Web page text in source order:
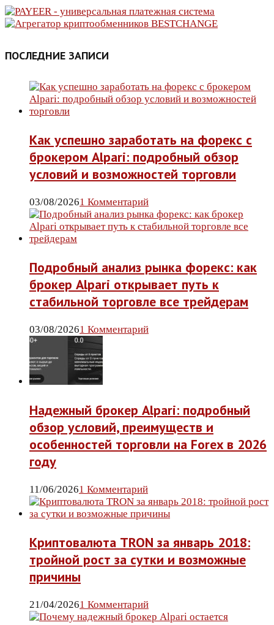
ПОСЛЕДНИЕ ЗАПИСИ
Как успешно заработать на форекс с
брокером Alpari: подробный обзор
условий и возможностей торговли
03/08/20261 Комментарий
Подробный анализ рынка форекс: как
брокер Alpari открывает путь к
стабильной торговле все трейдерам
03/08/20261 Комментарий
Надежный брокер Alpari: подробный
обзор условий, преимуществ и
особенностей торговли на Forex в 2026
году
11/06/20261 Комментарий
Криптовалюта TRON за январь 2018:
тройной рост за сутки и возможные
причины
21/04/20261 Комментарий